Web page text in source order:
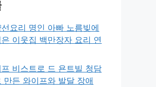
요리 명인 아빠 노름빚에
이웃집 백만장자 요리 연
비스트로 드 욘트빌 청담
만든 와이프와 발달 장애